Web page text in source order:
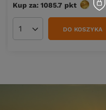
Kup za: 1085.7 pkt punktów
Ilość produktówDO KOSZYKA